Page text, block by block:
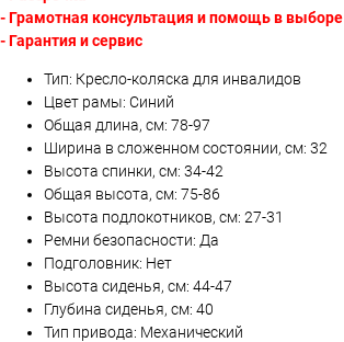
- Грамотная консультация и помощь в выборе
- Гарантия и сервис
Тип: Кресло-коляска для инвалидов
Цвет рамы: Синий
Общая длина, см: 78-97
Ширина в сложенном состоянии, см: 32
Высота спинки, см: 34-42
Общая высота, см: 75-86
Высота подлокотников, см: 27-31
Ремни безопасности: Да
Подголовник: Нет
Высота сиденья, см: 44-47
Глубина сиденья, см: 40
Тип привода: Механический